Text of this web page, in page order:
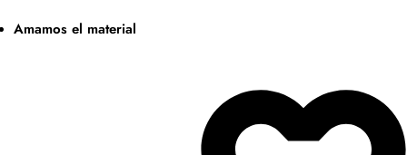
Amamos el material